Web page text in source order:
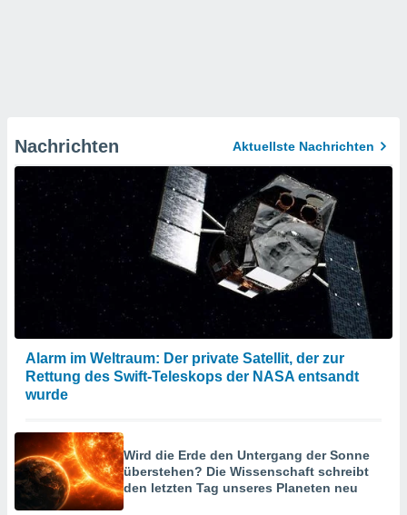
Nachrichten Aktuellste Nachrichten
Alarm im Weltraum: Der private Satellit, der zur
Rettung des Swift-Teleskops der NASA entsandt
wurde
Wird die Erde den Untergang der Sonne
überstehen? Die Wissenschaft schreibt
den letzten Tag unseres Planeten neu